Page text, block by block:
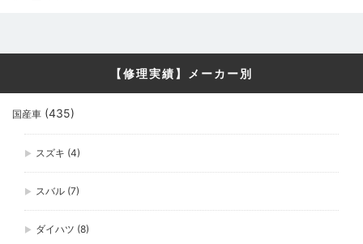
【修理実績】メーカー別
国産車 (435)
スズキ (4)
スバル (7)
ダイハツ (8)